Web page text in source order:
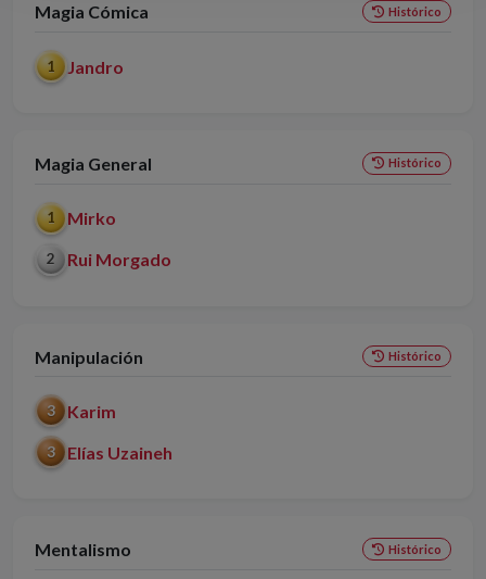
Magia Cómica Histórico
1 Jandro
Magia General Histórico
1 Mirko
2 Rui Morgado
Manipulación Histórico
3 Karim
3 Elías Uzaineh
Mentalismo Histórico